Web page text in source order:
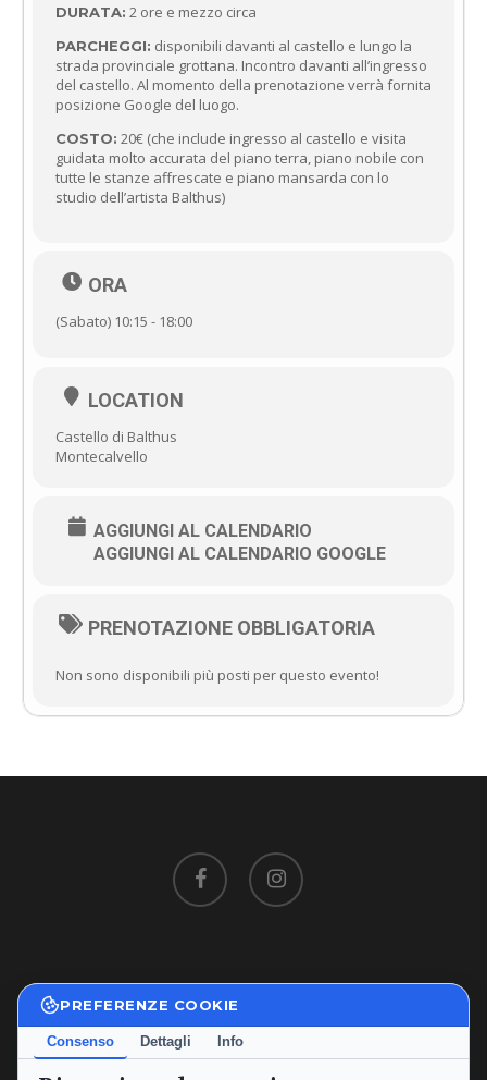
PREFERENZE COOKIE
Consenso Dettagli Info
DURATA: 2 ore e mezzo circa
PARCHEGGI: disponibili davanti al castello e lungo la
strada provinciale grottana. Incontro davanti all’ingresso
del castello. Al momento della prenotazione verrà fornita
posizione Google del luogo.
COSTO: 20€ (che include ingresso al castello e visita
guidata molto accurata del piano terra, piano nobile con
tutte le stanze affrescate e piano mansarda con lo
studio dell’artista Balthus)
ORA
(Sabato) 10:15 - 18:00
LOCATION
Castello di Balthus
Montecalvello
AGGIUNGI AL CALENDARIO
AGGIUNGI AL CALENDARIO GOOGLE
PRENOTAZIONE OBBLIGATORIA
Non sono disponibili più posti per questo evento!
facebook instagram
Privacy Policy|Cookie Policy
Termini e Condizioni